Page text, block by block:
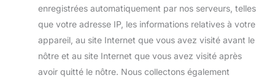
enregistrées automatiquement par nos serveurs, telles
que votre adresse IP, les informations relatives à votre
appareil, au site Internet que vous avez visité avant le
nôtre et au site Internet que vous avez visité après
avoir quitté le nôtre. Nous collectons également